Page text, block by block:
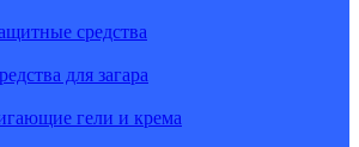
средства
для загара
гели и крема